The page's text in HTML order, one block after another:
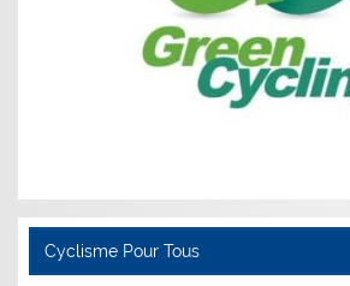
Cyclisme Pour Tous